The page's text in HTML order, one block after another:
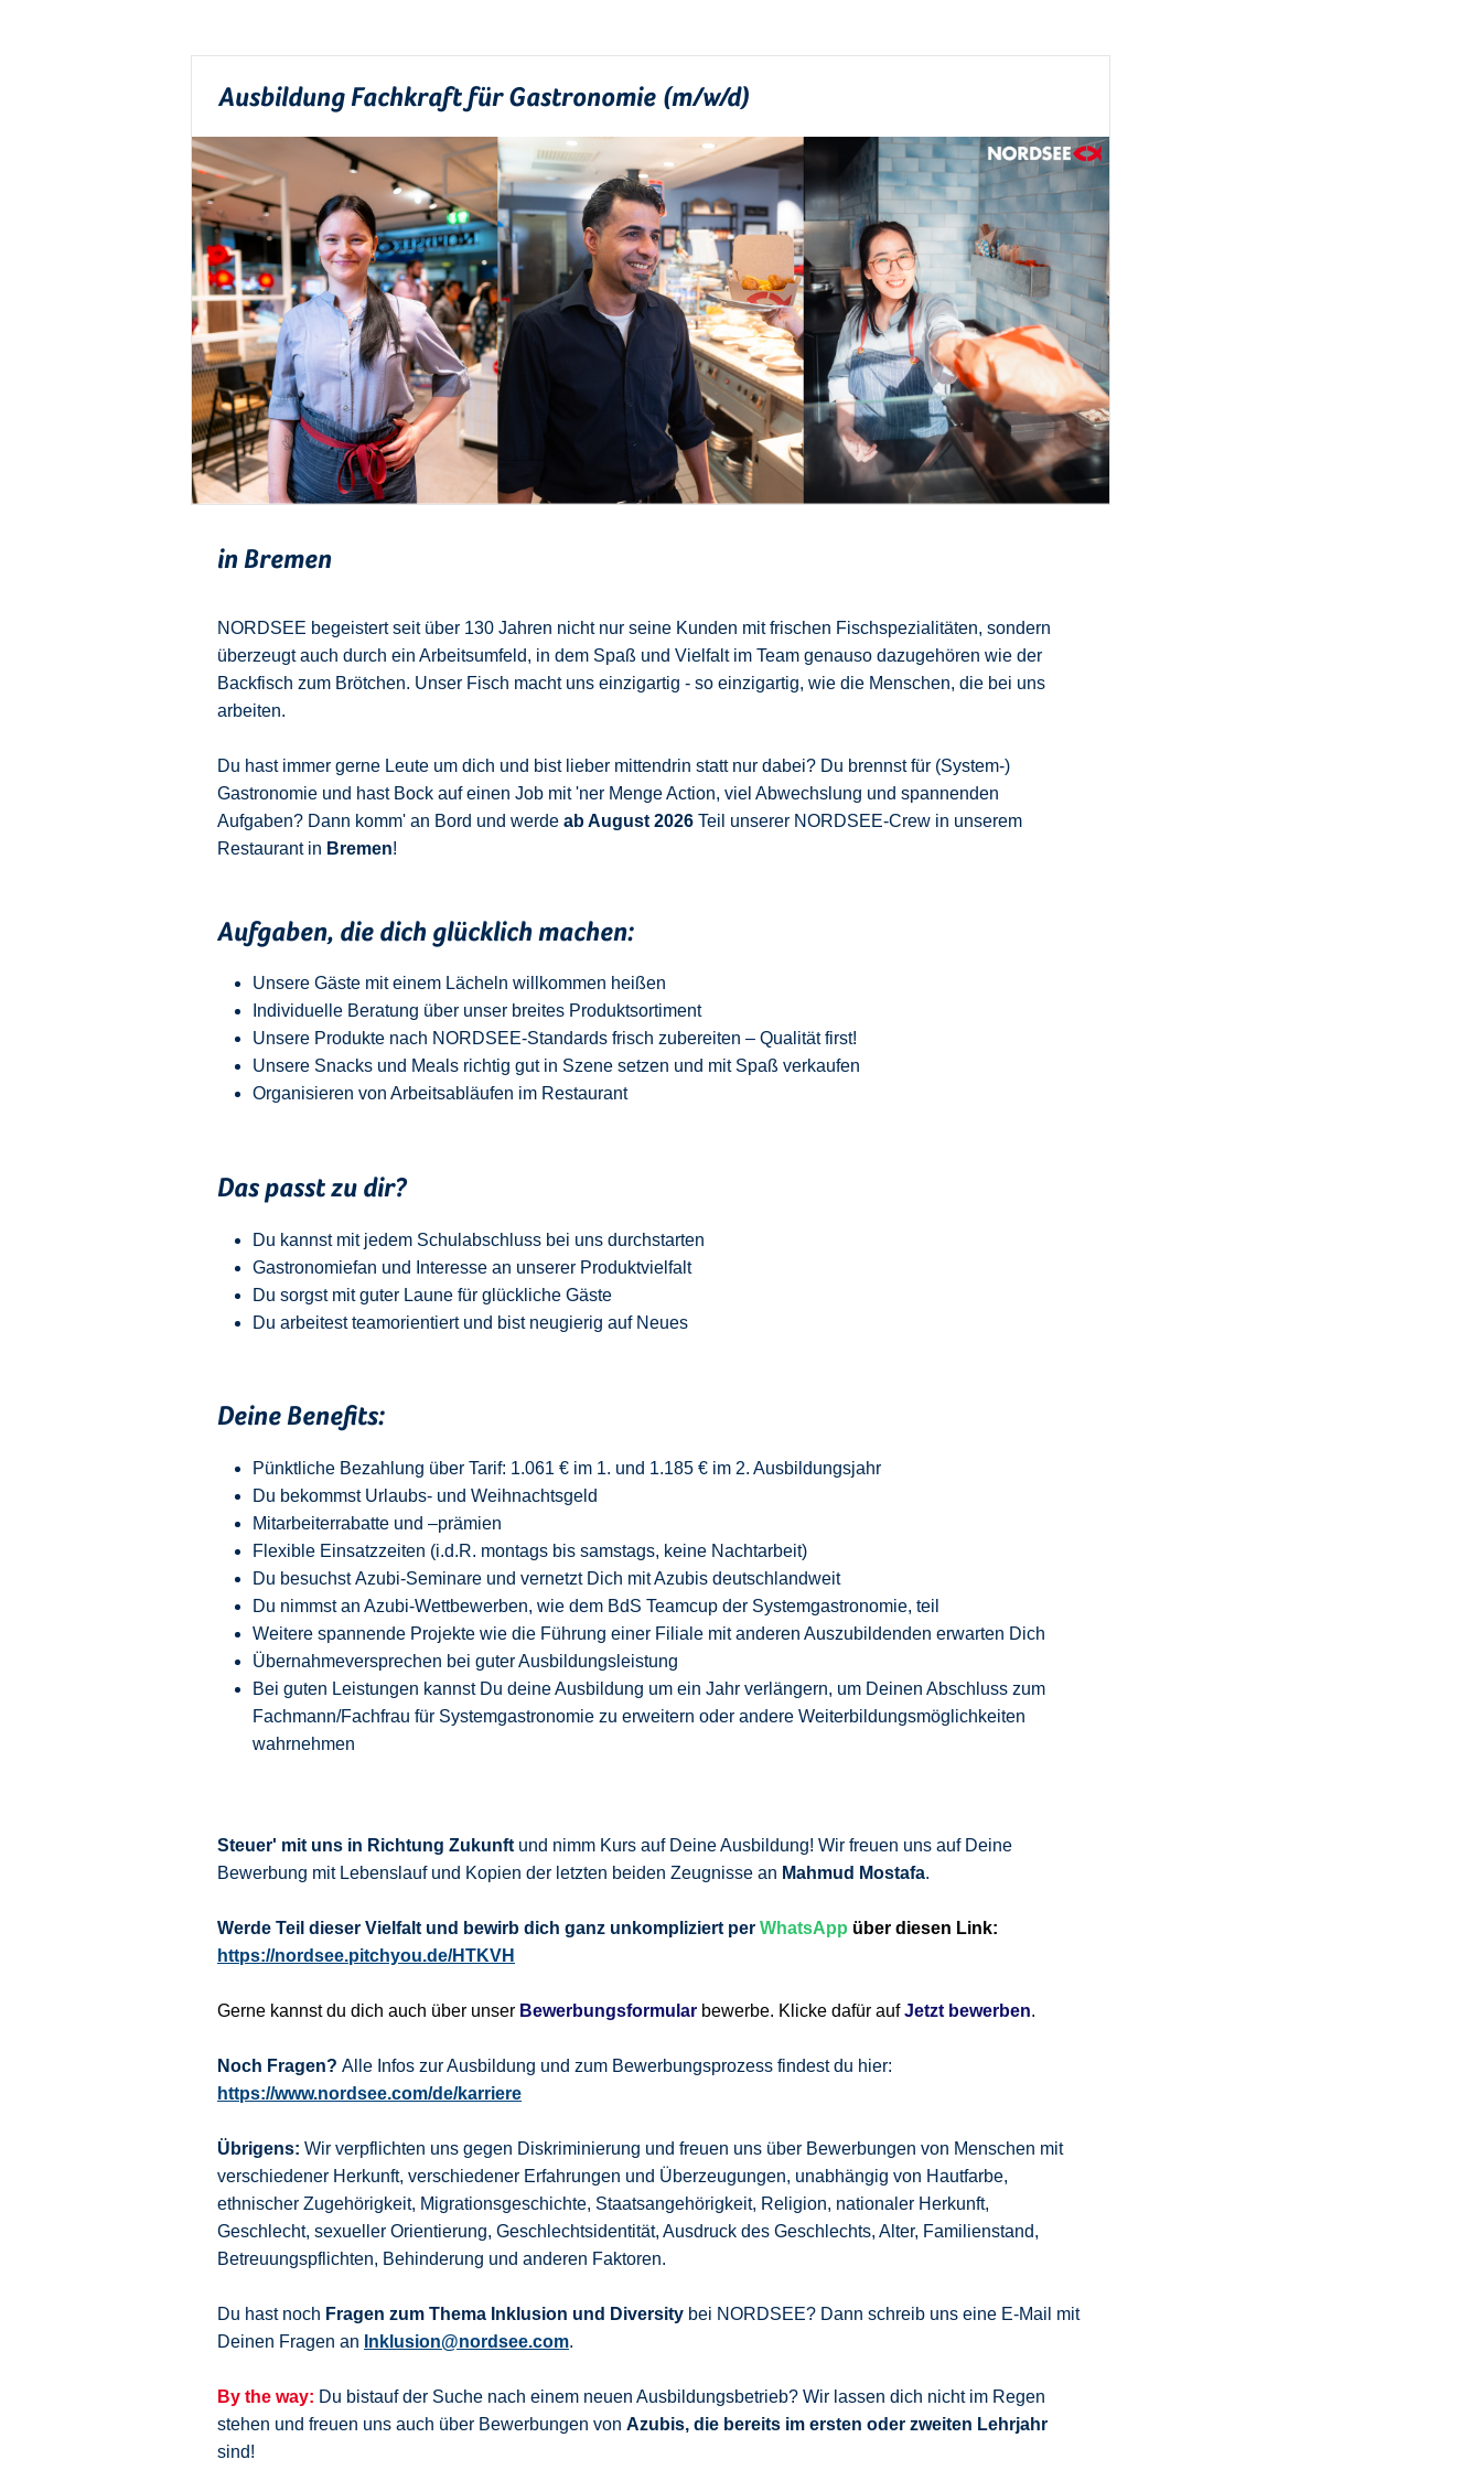
Ausbildung Fachkraft für Gastronomie (m/w/d)
in Bremen
NORDSEE begeistert seit über 130 Jahren nicht nur seine Kunden mit frischen Fischspezialitäten, sondern
überzeugt auch durch ein Arbeitsumfeld, in dem Spaß und Vielfalt im Team genauso dazugehören wie der
Backfisch zum Brötchen. Unser Fisch macht uns einzigartig - so einzigartig, wie die Menschen, die bei uns
arbeiten.
Du hast immer gerne Leute um dich und bist lieber mittendrin statt nur dabei? Du brennst für (System-)
Gastronomie und hast Bock auf einen Job mit 'ner Menge Action, viel Abwechslung und spannenden
Aufgaben? Dann komm' an Bord und werde ab August 2026 Teil unserer NORDSEE-Crew in unserem
Restaurant in Bremen!
Aufgaben, die dich glücklich machen:
Unsere Gäste mit einem Lächeln willkommen heißen
Individuelle Beratung über unser breites Produktsortiment
Unsere Produkte nach NORDSEE-Standards frisch zubereiten – Qualität first!
Unsere Snacks und Meals richtig gut in Szene setzen und mit Spaß verkaufen
Organisieren von Arbeitsabläufen im Restaurant
Das passt zu dir?
Du kannst mit jedem Schulabschluss bei uns durchstarten
Gastronomiefan und
Interesse an unserer Produktvielfalt
Du sorgst mit guter Laune für glückliche Gäste
Du arbeitest teamorientiert und bist neugierig auf Neues
Deine Benefits:
Pünktliche Bezahlung über Tarif: 1.061 € im 1. und 1.185 € im 2. Ausbildungsjahr
Du bekommst Urlaubs- und Weihnachtsgeld
Mitarbeiterrabatte und –prämien
Flexible Einsatzzeiten (i.d.R. montags bis samstags, keine Nachtarbeit)
Du besuchst Azubi-Seminare und vernetzt Dich mit Azubis deutschlandweit
Du nimmst an Azubi-Wettbewerben, wie dem BdS Teamcup der Systemgastronomie, teil
Weitere spannende Projekte wie die Führung einer Filiale mit anderen Auszubildenden erwarten Dich
Übernahmeversprechen bei guter Ausbildungsleistung
Bei guten Leistungen kannst Du deine Ausbildung um ein Jahr verlängern, um Deinen Abschluss zum
Fachmann/Fachfrau für Systemgastronomie zu erweitern oder andere Weiterbildungsmöglichkeiten
wahrnehmen
Steuer' mit uns in Richtung Zukunft und nimm Kurs auf Deine Ausbildung! Wir freuen uns auf Deine
Bewerbung mit Lebenslauf und Kopien der letzten beiden Zeugnisse an Mahmud Mostafa.
Werde Teil dieser Vielfalt und bewirb dich ganz unkompliziert per WhatsApp über diesen Link:
https://nordsee.pitchyou.de/HTKVH
Gerne kannst du dich auch über unser Bewerbungsformular bewerbe. Klicke dafür aufJetzt bewerben.
Noch Fragen? Alle Infos zur Ausbildung und zum Bewerbungsprozess findest du hier:
https://www.nordsee.com/de/karriere
Übrigens: Wir verpflichten uns gegen Diskriminierung und freuen uns über Bewerbungen von Menschen mit
verschiedener Herkunft, verschiedener Erfahrungen und Überzeugungen, unabhängig von Hautfarbe,
ethnischer Zugehörigkeit, Migrationsgeschichte, Staatsangehörigkeit, Religion, nationaler Herkunft,
Geschlecht, sexueller Orientierung, Geschlechtsidentität, Ausdruck des Geschlechts, Alter, Familienstand,
Betreuungspflichten, Behinderung und anderen Faktoren.
Du hast noch Fragen zum Thema Inklusion und Diversity bei NORDSEE? Dann schreib uns eine E-Mail mit
Deinen Fragen an Inklusion@nordsee.com.
By the way: Du bistauf der Suche nach einem neuen Ausbildungsbetrieb? Wir lassen dich nicht im Regen
stehen und freuen uns auch über Bewerbungen von Azubis, die bereits im ersten oder zweiten Lehrjahr
sind!